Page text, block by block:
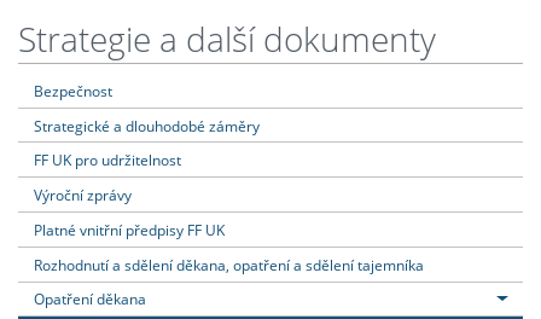
Strategie a další dokumenty
Bezpečnost
Strategické a dlouhodobé záměry
FF UK pro udržitelnost
Výroční zprávy
Platné vnitřní předpisy FF UK
Rozhodnutí a sdělení děkana, opatření a sdělení tajemníka
Opatření děkana